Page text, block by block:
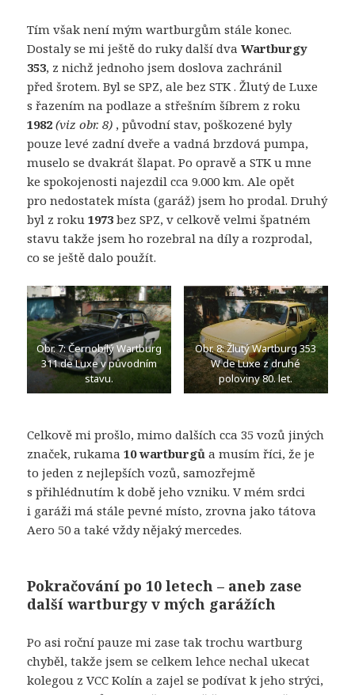
Tím však není mým wartburgům stále konec.
Dostaly se mi ještě do ruky další dvaWartburgy
353, z nichž jednoho jsem doslova zachránil
před šrotem. Byl se SPZ, ale bez STK . Žlutý de Luxe
s řazením na podlaze a střešním šíbrem z roku
1982 (viz obr. 8) , původní stav, poškozené byly
pouze levé zadní dveře a vadná brzdová pumpa,
muselo se dvakrát šlapat. Po opravě a STK u mne
ke spokojenosti najezdil cca 9.000 km. Ale opět
pro nedostatek místa (garáž) jsem ho prodal. Druhý
byl z roku1973 bez SPZ, v celkově velmi špatném
stavu takže jsem ho rozebral na díly a rozprodal,
co se ještě dalo použít.
Obr. 7: Černobílý Wartburg
311 de Luxe v původním
stavu.
Obr. 8: Žlutý Wartburg 353
W de Luxe z druhé
poloviny 80. let.
Celkově mi prošlo, mimo dalších cca 35 vozů jiných
značek, rukama10 wartburgů a musím říci, že je
to jeden z nejlepších vozů, samozřejmě
s přihlédnutím k době jeho vzniku. V mém srdci
i garáži má stále pevné místo, zrovna jako tátova
Aero 50 a také vždy nějaký mercedes.
Pokračování po 10 letech – aneb zase
další wartburgy v mých garážích
Po asi roční pauze mi zase tak trochu wartburg
chyběl, takže jsem se celkem lehce nechal ukecat
kolegou z VCC Kolín a zajel se podívat k jeho strýci,